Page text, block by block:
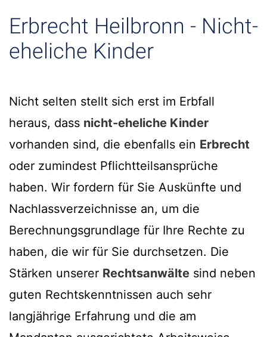
Erbrecht Heilbronn - Nicht-
eheliche Kinder
Nicht selten stellt sich erst im Erbfall
heraus, dass nicht-eheliche Kinder
vorhanden sind, die ebenfalls ein Erbrecht
oder zumindest Pflichtteilsansprüche
haben. Wir fordern für Sie Auskünfte und
Nachlassverzeichnisse an, um die
Berechnungsgrundlage für Ihre Rechte zu
haben, die wir für Sie durchsetzen. Die
Stärken unserer Rechtsanwälte sind neben
guten Rechtskenntnissen auch sehr
langjährige Erfahrung und die am